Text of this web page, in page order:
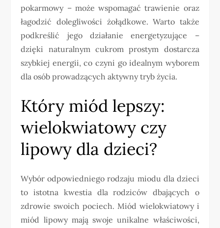
pokarmowy – może wspomagać trawienie oraz
łagodzić dolegliwości żołądkowe. Warto także
podkreślić jego działanie energetyzujące –
dzięki naturalnym cukrom prostym dostarcza
szybkiej energii, co czyni go idealnym wyborem
dla osób prowadzących aktywny tryb życia.
Który miód lepszy:
wielokwiatowy czy
lipowy dla dzieci?
Wybór odpowiedniego rodzaju miodu dla dzieci
to istotna kwestia dla rodziców dbających o
zdrowie swoich pociech. Miód wielokwiatowy i
miód lipowy mają swoje unikalne właściwości,